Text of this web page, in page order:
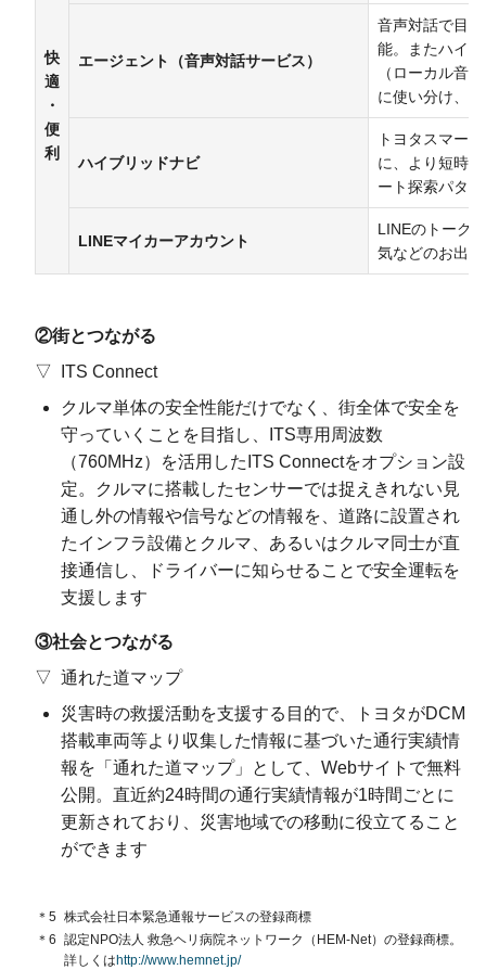
快
適
・
便
利
エージェント （音声対話サービス）
音声対話で目
能。またハイ
（ローカル音
に使い分け、
ハイブリッドナビ
トヨタスマー
に、より短時
ート探索パタ
LINEマイカーアカウント
LINEのトーク
気などのお出
②街とつながる
ITS Connect
クルマ単体の安全性能だけでなく、街全体で安全を
守っていくことを目指し、ITS専用周波数
（760MHz）を活用したITS Connectをオプション設
定。クルマに搭載したセンサーでは捉えきれない見
通し外の情報や信号などの情報を、道路に設置され
たインフラ設備とクルマ、あるいはクルマ同士が直
接通信し、ドライバーに知らせることで安全運転を
支援します
③社会とつながる
通れた道マップ
災害時の救援活動を支援する目的で、トヨタがDCM
搭載車両等より収集した情報に基づいた通行実績情
報を「通れた道マップ」として、Webサイトで無料
公開。直近約24時間の通行実績情報が1時間ごとに
更新されており、災害地域での移動に役立てること
ができます
＊5 株式会社日本緊急通報サービスの登録商標
＊6 認定NPO法人 救急ヘリ病院ネットワーク （HEM-Net）の登録商標。
詳しくはhttp://www.hemnet.jp/